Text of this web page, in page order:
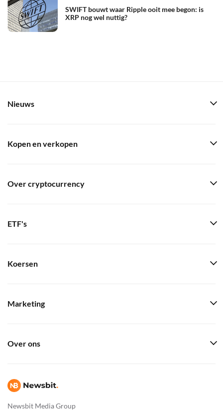
SWIFT bouwt waar Ripple ooit mee begon: is
XRP nog wel nuttig?
Newsbit Media Group
Nieuws
Kopen en verkopen
Over cryptocurrency
ETF's
Koersen
Marketing
Over ons